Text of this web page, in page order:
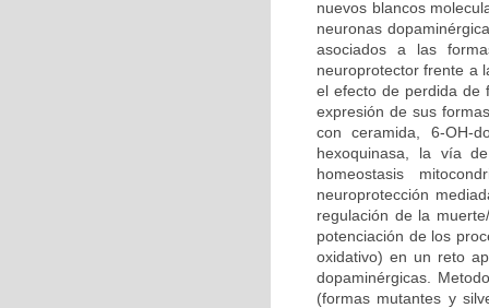
nuevos blancos
neuronas
asociados a las
neuroprotector frente a
el efecto de perdida de
expresión de sus
con ceramida, 6-OH-
hexoquinasa, la vía
homeostasis
neuroprotección
regulación de la
potenciación de los
oxidativo) en un reto
dopaminérgicas.
(formas mutantes y